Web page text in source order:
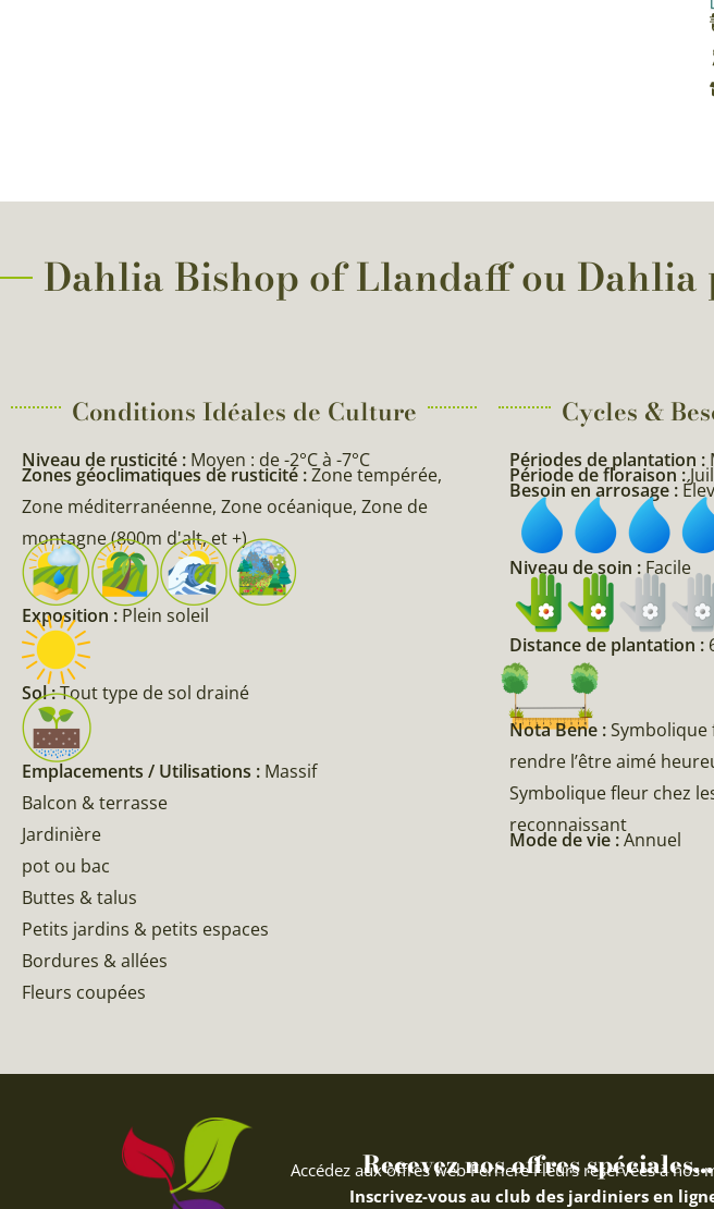
Dahlia Bishop of Llandaff ou Dahlia
Conditions Idéales de Culture
Niveau de rusticité : Moyen : de -2°C à -7°C
Zones géoclimatiques de rusticité :Zone tempérée,
Zone méditerranéenne, Zone océanique, Zone de
montagne (800m d'alt, et +)
Exposition : Plein soleil
Sol :Tout type de sol drainé
Emplacements / Utilisations : Massif
Balcon & terrasse
Jardinière
pot ou bac
Buttes & talus
Petits jardins & petits espaces
Bordures & allées
Fleurs coupées
Cycles &
Périodes de plantation :
Période de floraison :
Besoin en arrosage :
Niveau de soin :Facile
Distance de plantation :
Nota Bene :Symbolique
rendre l’être aimé
Symbolique fleur chez
reconnaissant
Mode de vie :Annuel
Recevez nos offres spéciales...
Accédez aux offres web Ferriere Fleurs réservées à nos
Inscrivez-vous au club des jardiniers en